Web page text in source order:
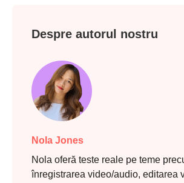
Despre autorul nostru
Nola Jones
Nola oferă teste reale pe teme
înregistrarea video/audio, editarea